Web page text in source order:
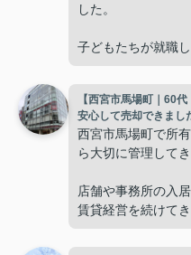
した。
子どもたちが就職
使わない部屋が増え
「今の私たちには
掃除や管理の負担
【西宮市馬場町｜60
安心して売却できまし
西宮市馬場町で所
ら大切に管理して
店舗や事務所の入
賃貸経営を続けて